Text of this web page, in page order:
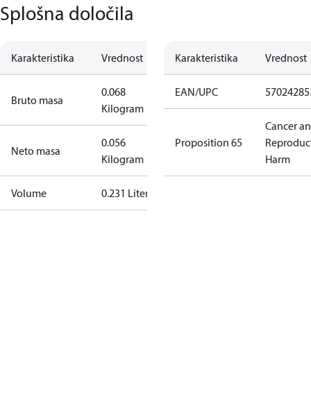
Splošna določila
Karakteristika Vrednost
Bruto masa
0.068
Kilogram
Neto masa
0.056
Kilogram
Volume 0.231 Liter
Karakteristika Vrednost
EAN/UPC
Proposition 65
Cancer
Harm